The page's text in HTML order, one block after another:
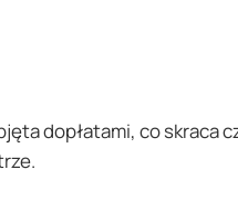
dopłatami, co skraca